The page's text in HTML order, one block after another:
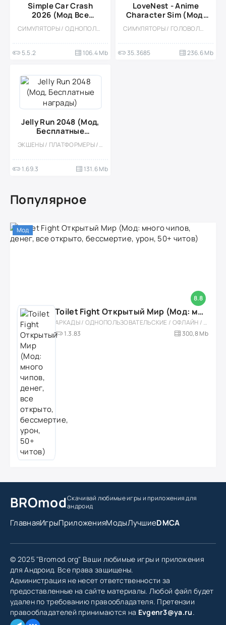
Simple Car Crash
2026 (Мод Все
машины открыты)СИМУЛЯТОРЫ / ОДНОПОЛЬЗОВАТЕЛЬСКИЕ / ФИЗИКА / КАЗУАЛЬНЫЕ / МОД / 3D / РЕАЛИЗМ / СТИЛИЗАЦИЯ / ОФЛАЙН / МАЛЕНЬКАЯ / ВСТРОЕННЫЙ КЕШ
5.5.2 106.4 Mb
LoveNest - Anime
Character Sim (Мод,
Много монет)
СИМУЛЯТОРЫ / ГОЛОВОЛОМКИ / КАЗУАЛЬНЫЕ / ОДНОПОЛЬЗОВАТЕЛЬСКИЕ / СТИЛИЗАЦИЯ / АНИМЕ / ОФЛАЙН / ТРИ В РЯД / ВИЗУАЛЬНАЯ НОВЕЛЛА
35.3685 236.6 Mb
Jelly Run 2048 (Мод,
Бесплатные
награды)
ЭКШЕНЫ / ПЛАТФОРМЕРЫ / КАЗУАЛЬНЫЕ / АБСТРАКЦИЯ / ОДНОПОЛЬЗОВАТЕЛЬСКИЕ / ОФЛАЙН
1.69.3 131.6 Mb
Популярное
8.8
Мод
Toilet Fight Открытый Мир (Мод: много чипов, денег, все открыто, бессмертие, урон, 50+ читов)
АРКАДЫ / ОДНОПОЛЬЗОВАТЕЛЬСКИЕ / ОФЛАЙН / МОД / РОЛЕВЫЕ / ШУТЕРЫ / ОТКРЫТЫЙ МИР / ВСТРОЕННЫЙ КЕШ / 3D / ЭКШЕНЫ / ТУАЛЕТНЫЕ ВОЙНЫ / ДЛЯ ДЕТЕЙ
1.3.83
300,8 Mb
BROmodСкачивай любимые игрыи приложения для
андроид
ГлавнаяИгрыПриложенияМодыЛучшиеDMCA
© 2025 "Bromod.org" Ваши любимые игры и приложения
для Андроид. Все права защищены.
Администрация не несет ответственности за
предоставленные на сайте материалы. Любой файл будет
удален по требованию правообладателя. Претензии
правообладателей принимаются на Evgenr3@ya.ru.